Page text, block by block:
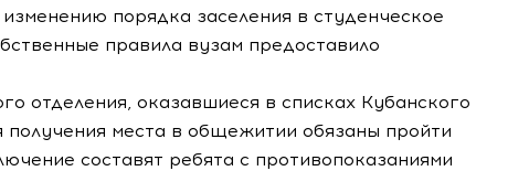
порядка заселения в студенческое
правила вузам предоставило
отделения, оказавшиеся в списках Кубанского
получения места в общежитии обязаны пройти
составят ребята с противопоказаниями